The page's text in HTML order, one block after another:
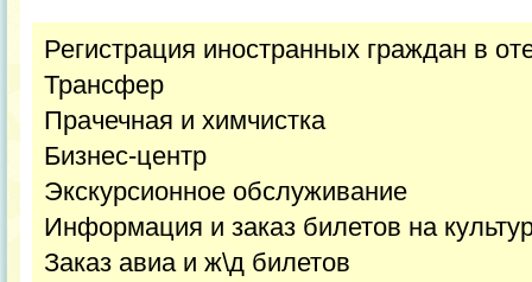
Регистрация иностранных граждан в
Трансфер
Прачечная и химчистка
Бизнес-центр
Экскурсионное обслуживание
Информация и заказ билетов на
Заказ авиа и ж\д билетов